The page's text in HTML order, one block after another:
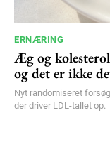
ERNÆRING
Æg og
og det er ikke
Nyt randomiseret
der driver LDL-tallet op.